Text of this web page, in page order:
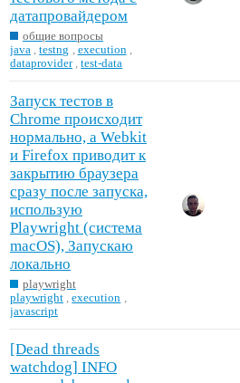
датапровайдером
общие вопросы
java
,testng execution
dataprovider ,test-data
Запуск тестов в
Chrome происходит
нормально, а Webkit
и Firefox приводит к
закрытию браузера
сразу после запуска,
использую
Playwright (система
macOS), Запускаю
локально
playwright
playwright ,execution
javascript
[Dead threads
watchdog] INFO